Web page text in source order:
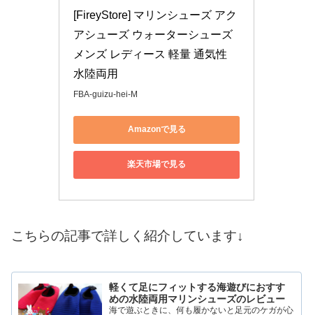
[FireyStore] マリンシューズ アク
アシューズ ウォーターシューズ
メンズ レディース 軽量 通気性
水陸両用
FBA-guizu-hei-M
Amazonで見る
楽天市場で見る
こちらの記事で詳しく紹介しています↓
軽くて足にフィットする海遊びにおすす
めの水陸両用マリンシューズのレビュー
海で遊ぶときに、何も履かないと足元のケガが心